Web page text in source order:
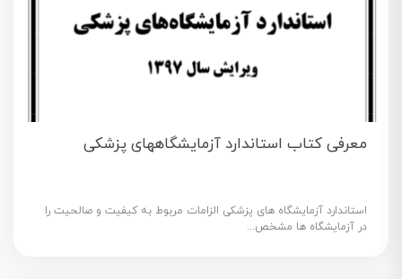
معرفی کتاب استاندارد آزمایشگاههای پزشکی
استاندارد آزمايشگاه های پزشکی الزامات مربوط به کيفيت و صالحيت را
در آزمايشگاه ها مشخص...